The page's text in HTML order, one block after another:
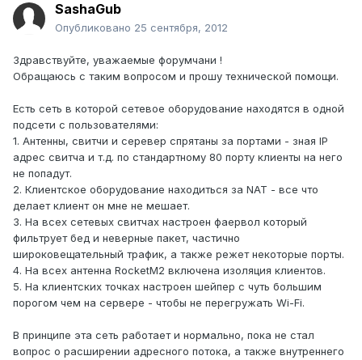
SashaGub
Опубликовано 25 сентября, 2012
Здравствуйте, уважаемые форумчани !
Обращаюсь с таким вопросом и прошу технической помощи.
Есть сеть в которой сетевое оборудование находятся в одной
подсети с пользователями:
1. Антенны, свитчи и серевер спрятаны за портами - зная IP
адрес свитча и т.д. по стандартному 80 порту клиенты на него
не попадут.
2. Клиентское оборудование находиться за NAT - все что
делает клиент он мне не мешает.
3. На всех сетевых свитчах настроен фаервол который
фильтрует бед и неверные пакет, частично
широковещательный трафик, а также режет некоторые порты.
4. На всех антенна RocketM2 включена изоляция клиентов.
5. На клиентских точках настроен шейпер с чуть большим
порогом чем на сервере - чтобы не перегружать Wi-Fi.
В принципе эта сеть работает и нормально, пока не стал
вопрос о расширении адресного потока, а также внутреннего